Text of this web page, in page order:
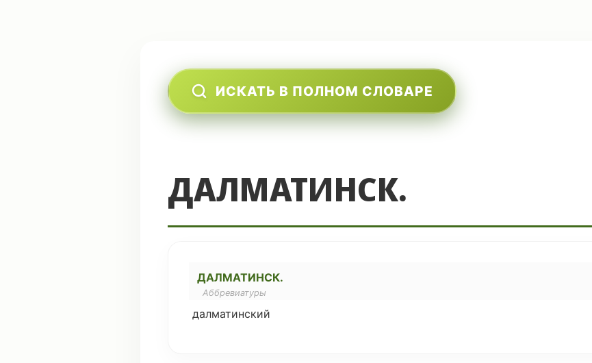
ИСКАТЬ В ПОЛНОМ СЛОВАРЕ
ДАЛМАТИНСК.
ДАЛМАТИНСК.
Аббревиатуры
далматинский